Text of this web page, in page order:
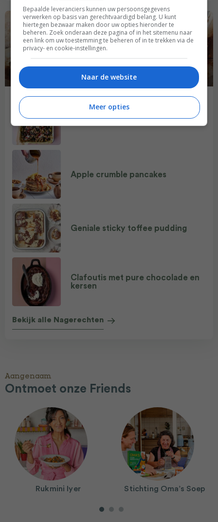
Nagerechten
Brownies met kersen & walnoten
Apple crumble pancakes
Geniale sticky toffee pudding
Clafoutis met pure chocolade en
kersen
Bekijk alle Nagerechten
Aangenaam
Ontmoet onze Friends
Rukmini Iyer Stichting Oma’s Soep
1 2 3
Bepaalde leveranciers kunnen uw persoonsgegevens
verwerken op basis van gerechtvaardigd belang. U kunt
hiertegen bezwaar maken door uw opties hieronder te
beheren. Zoek onderaan deze pagina of in het sitemenu naar
een link om uw toestemming te beheren of in te trekken via de
privacy- en cookie-instellingen.
Naar de website
Meer opties